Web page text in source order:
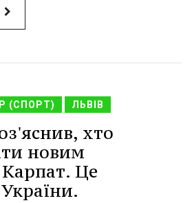
(СПОРТ) ЛЬВІВ
хто
новим
Це
України.